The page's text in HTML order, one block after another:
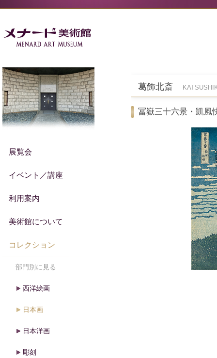
葛飾北斎
冨嶽三十六景・凱風
展覧会
イベント／講座
利用案内
美術館について
コレクション
部門別に見る
西洋絵画
日本画
日本洋画
彫刻